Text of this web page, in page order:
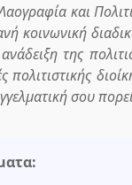
και
κοινωνική
της
πολιτιστικής
σου